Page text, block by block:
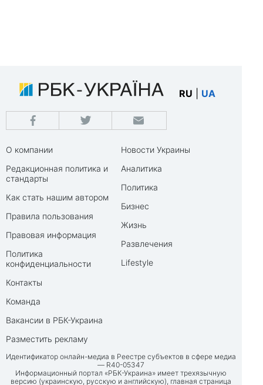
RU UA
О компании
Редакционная политика и
стандарты
Как стать нашим автором
Правила пользования
Правовая информация
Политика
конфиденциальности
Контакты
Команда
Вакансии в РБК-Украина
Разместить рекламу
Новости Украины
Аналитика
Политика
Бизнес
Жизнь
Развлечения
Lifestyle
Идентификатор онлайн-медиа в Реестре субъектов в сфере медиа
— R40-05347
Информационный портал «РБК-Украина» имеет трехязычную
версию (украинскую, русскую и английскую), главная страница